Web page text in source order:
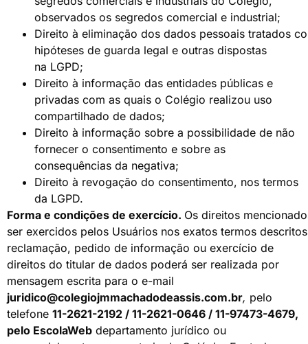
observados os segredos comercial e industrial;
Direito à eliminação dos dados pessoais tratados
hipóteses de guarda legal e outras dispostas
na LGPD;
Direito à informação das entidades públicas e
privadas com as quais o Colégio realizou uso
compartilhado de dados;
Direito à informação sobre a possibilidade de não
fornecer o consentimento e sobre as
consequências da negativa;
Direito à revogação do consentimento, nos termos
da LGPD.
Forma e condições de exercício. Os direitos
ser exercidos pelos Usuários nos exatos termos
reclamação, pedido de informação ou exercício de
direitos do titular de dados poderá ser realizada por
mensagem escrita para o e-mail
juridico@colegiojmmachadodeassis.com.br, pelo
telefone 11-2621-2192 / 11-2621-0646 / 11-97473-4679,
pelo EscolaWeb departamento jurídico ou